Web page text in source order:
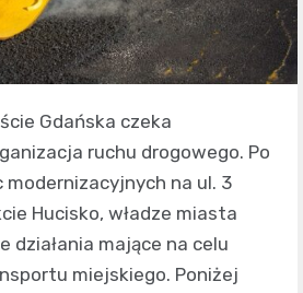
Gdańska czeka
ruchu drogowego. Po
modernizacyjnych na ul. 3
Hucisko, władze miasta
działania mające na celu
miejskiego. Poniżej